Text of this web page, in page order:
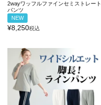
2wayワッフルファインセミストレート
パンツ
NEW
¥8,250税込